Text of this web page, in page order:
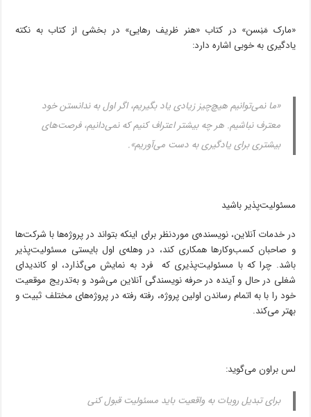
«مارک مَنِسن» در کتاب «هنر ظریف رهایی» در بخشی از کتاب به نکته
یادگیری به خوبی اشاره دارد:
«ما نمی‌توانیم هیچ‌چیز زیادی یاد بگیریم، اگر اول به ندانستن خود
معترف نباشیم. هر چه بیشتر اعتراف کنیم که نمی‌دانیم، فرصت‌های
بیشتری برای یادگیری به دست می‌آوریم».
مسئولیت‌پذیر باشید
در خدمات آنلاین، نویسنده‌ی موردنظر برای اینکه بتواند در پروژه‌ها با شرکت‌ها
و صاحبان کسب‌و‌کارها همکاری کند، در وهله‌ی اول بایستی مسئولیت‌پذیر
باشد. چرا که با مسئولیت‌پذیری که فرد به نمایش می‌گذارد، او کاندیدای
شغلی در حال و آینده در حرفه نویسندگی آنلاین می‌شود و به‌تدریج موقعیت
خود را با به اتمام رساندن اولین پروژه، رفته رفته در پروژه‌های مختلف ثبیت و
بهتر می‌کند.
لس براون می‌گوید:
برای تبدیل رویات به واقعیت باید مسئولیت قبول کنی